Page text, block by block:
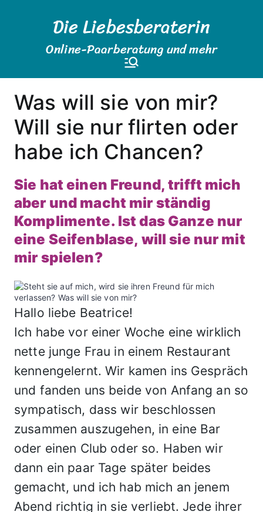
Die Liebesberaterin
Online-Paarberatung und mehr
Was will sie von mir?
Will sie nur flirten oder
habe ich Chancen?
Sie hat einen Freund, trifft mich
aber und macht mir ständig
Komplimente. Ist das Ganze nur
eine Seifenblase, will sie nur mit
mir spielen?
Hallo liebe Beatrice!
Ich habe vor einer Woche eine wirklich
nette junge Frau in einem Restaurant
kennengelernt. Wir kamen ins Gespräch
und fanden uns beide von Anfang an so
sympatisch, dass wir beschlossen
zusammen auszugehen, in eine Bar
oder einen Club oder so. Haben wir
dann ein paar Tage später beides
gemacht, und ich hab mich an jenem
Abend richtig in sie verliebt. Jede ihrer